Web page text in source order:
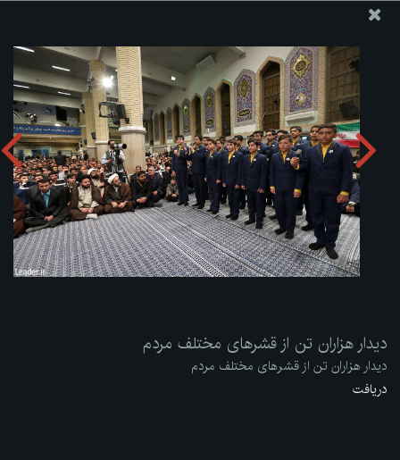
ارسال نامه
وجوهات
دیدار هزاران تن از قشرهای مختلف مردم دریافت آلبوم:zip
دیدار هزاران تن از قشرهای مختلف مردم
دیدار هزاران تن از قشرهای مختلف مردم
دریافت